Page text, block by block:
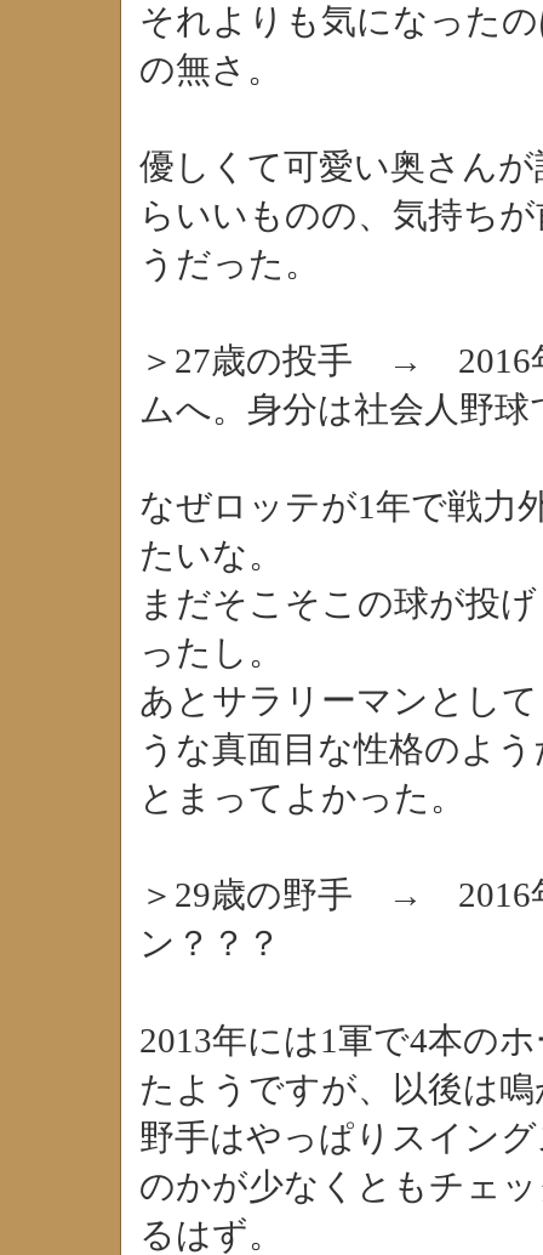
それよりも気になった
の無さ。
優しくて可愛い奥さん
らいいものの、気持ち
うだった。
＞27歳の投手 → 2016
ムへ。身分は社会人野球
なぜロッテが1年で戦力
たいな。
まだそこそこの球が投
ったし。
あとサラリーマンとし
うな真面目な性格のよ
とまってよかった。
＞29歳の野手 → 2016
ン？？？
2013年には1軍で4本の
たようですが、以後は
野手はやっぱりスイン
のかが少なくともチェ
るはず。